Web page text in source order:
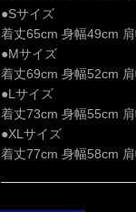
●Sサイズ
着丈65cm 身幅49cm
●Mサイズ
着丈69cm 身幅52cm
●Lサイズ
着丈73cm 身幅55cm
●XLサイズ
着丈77cm 身幅58cm